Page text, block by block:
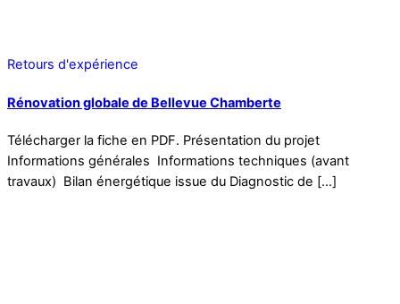
Retours d'expérience
Rénovation globale de Bellevue Chamberte
Télécharger la fiche en PDF. Présentation du projet
Informations générales Informations techniques (avant
travaux) Bilan énergétique issue du Diagnostic de […]